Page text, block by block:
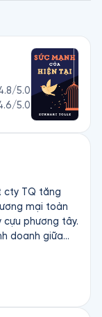
tự khai thông
/5.0
/5.0
cty TQ tăng
mại toàn
cựu phương tây.
doanh giữa
VN.